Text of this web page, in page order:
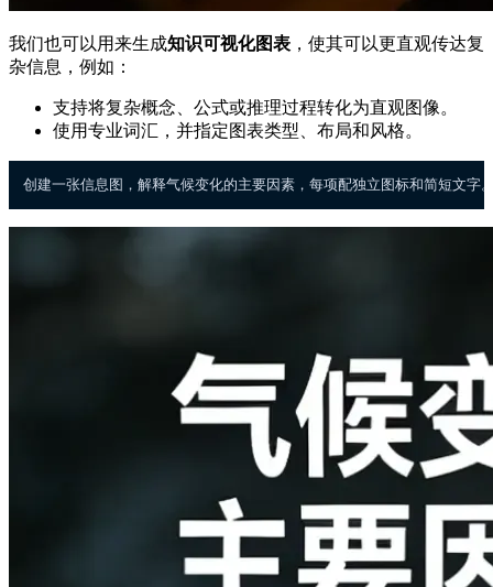
我们也可以用来生成知识可视化图表 ，使其可以更直观传达复
杂信息，例如：
支持将复杂概念、公式或推理过程转化为直观图像。
使用专业词汇，并指定图表类型、布局和风格。